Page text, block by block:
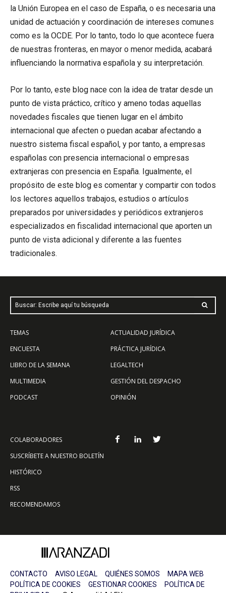
la Unión Europea en el caso de España, o es necesaria una
unidad de actuación y coordinación de intereses comunes
como es la OCDE. Por lo tanto, todo lo que acontece fuera
de nuestras fronteras, en mayor o menor medida, acabará
influenciando la normativa española y su interpretación.
Por lo tanto, este blog nace con la idea de tratar desde un
punto de vista práctico, crítico y ameno todas aquellas
novedades fiscales que tienen lugar en el ámbito
internacional que afecten o puedan acabar afectando a
nuestro sistema fiscal español, y por tanto, a empresas
españolas con presencia internacional o empresas
extranjeras con presencia en España. Igualmente, el
propósito de este blog es comentar y compartir con todos
los lectores aquellos trabajos, estudios o artículos
preparados por universidades y periódicos extranjeros
especializados en fiscalidad internacional que aporten un
punto de vista adicional y diferente a las fuentes
tradicionales.
Buscar: Escribe aquí tu búsqueda
TEMAS
ENCUESTA
LIBRO DE LA SEMANA
MULTIMEDIA
PODCAST
ACTUALIDAD JURÍDICA
PRÁCTICA JURÍDICA
LEGALTECH
GESTIÓN DEL DESPACHO
OPINIÓN
COLABORADORES
SUSCRÍBETE A NUESTRO BOLETÍN
HISTÓRICO
RSS
RECOMENDAMOS
CONTACTO AVISO LEGAL QUIÉNES SOMOS
MAPA WEB
POLÍTICA DE COOKIES
GESTIONAR COOKIES
POLÍTICA DE